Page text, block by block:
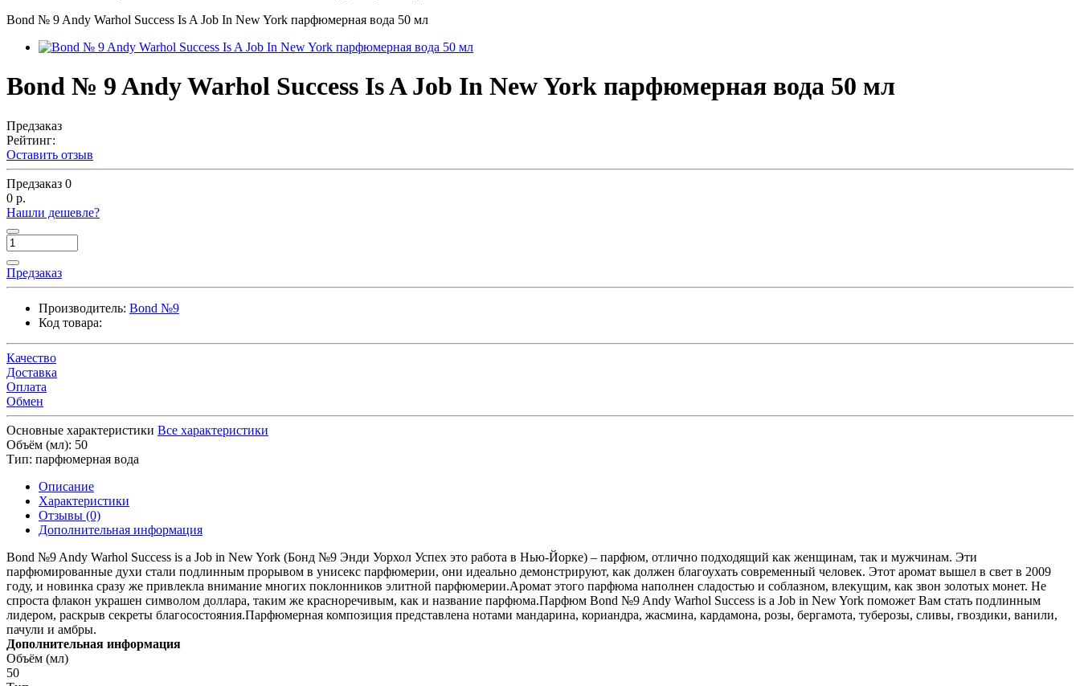
Bond № 9 Andy Warhol Success Is A Job In New York парфюмерная вода 50 мл
Bond № 9 Andy Warhol Success Is A Job In New York парфюмерная вода 50 мл
Предзаказ
Рейтинг:
Оставить отзыв
Предзаказ 0
0 р.
Нашли дешевле?
Предзаказ
Производитель: Bond №9
Код товара:
Качество
Доставка
Оплата
Обмен
Основные характеристики Все характеристики
Объём (мл): 50
Тип: парфюмерная вода
Описание
Характеристики
Отзывы (0)
Дополнительная информация
Bond №9 Andy Warhol Success is a Job in New York (Бонд №9 Энди Уорхол Успех это работа в Нью-Йорке) – парфюм, отлично подходящий как женщинам, так и мужчинам. Эти
парфюмированные духи стали подлинным прорывом в унисекс парфюмерии, они идеально демонстрируют, как должен благоухать современный человек. Этот аромат вышел в свет в 2009
году, и новинка сразу же привлекла внимание многих поклонников элитной парфюмерии.Аромат этого парфюма наполнен сладостью и соблазном, влекущим, как звон золотых монет. Не
спроста флакон украшен символом доллара, таким же красноречивым, как и название парфюма.Парфюм Bond №9 Andy Warhol Success is a Job in New York поможет Вам стать подлинным
лидером, раскрыв секреты благосостояния.Парфюмерная композиция представлена нотами мандарина, кориандра, жасмина, кардамона, розы, бергамота, туберозы, сливы, гвоздики, ванили,
пачули и амбры.
Дополнительная информация
Объём (мл)
50